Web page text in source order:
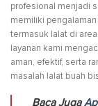
profesional menjadi
memiliki
termasuk lalat di
layanan kami
aman, efektif, serta
masalah lalat buah
Baca Juga